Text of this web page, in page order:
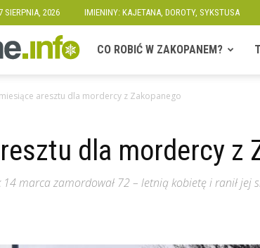
SIERPNIA, 2026 IMIENINY: KAJETANA, DOROTY, SYKSTUSA
Zakopane.info
CO ROBIĆ W ZAKOPANEM?
aresztu dla mordercy z Zakopanego
dla mordercy z
marca zamordował 72 – letnią kobietę i ranił jej